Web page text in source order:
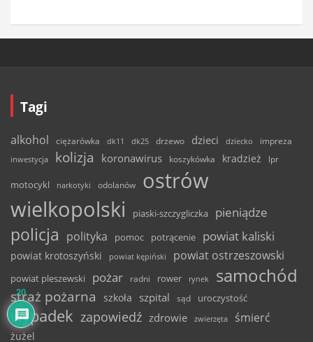
Tagi
alkohol ciężarówka dk11 dk25 drzewo dzieci dziecko
impreza
inwestycja
kolizja koronawirus koszykówka kradzież lpr
motocykl narkotyki odolanów
ostrów
wielkopolski
piaski-szczygliczka pieniądze
policja polityka pomoc potrącenie powiat kaliski
powiat krotoszyński powiat kępiński powiat ostrzeszowski
powiat pleszewski pożar radni rower rynek samochód
straż pożarna szkoła szpital sąd uroczystość
wypadek zapowiedź zdrowie zwierzęta śmierć
żużel
20